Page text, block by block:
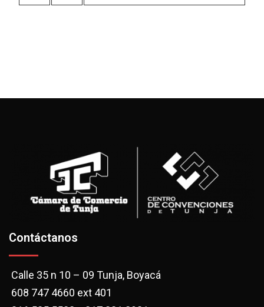
Contáctanos
Calle 35 n 10 – 09 Tunja, Boyacá
608 747 4660 ext 401